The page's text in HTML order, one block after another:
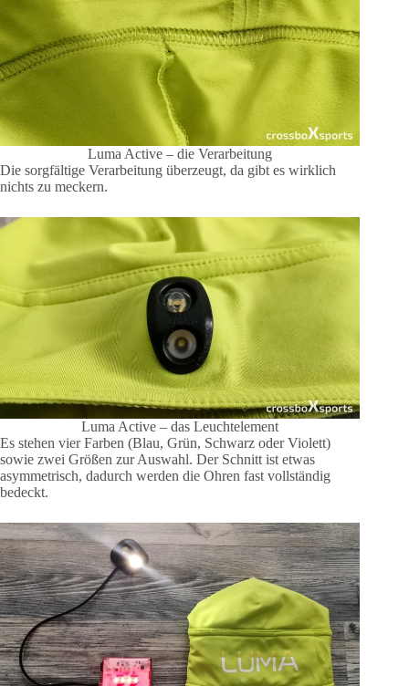
Luma Active – die Verarbeitung
Die sorgfältige Verarbeitung überzeugt, da gibt es wirklich
nichts zu meckern.
Luma Active – das Leuchtelement
Es stehen vier Farben (Blau, Grün, Schwarz oder Violett)
sowie zwei Größen zur Auswahl. Der Schnitt ist etwas
asymmetrisch, dadurch werden die Ohren fast vollständig
bedeckt.